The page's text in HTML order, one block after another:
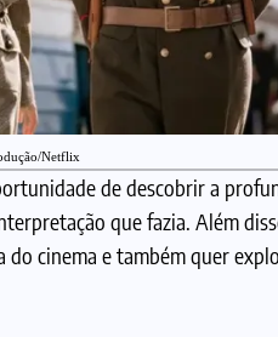
Netflix
de descobrir a
que fazia. Além
cinema e também quer